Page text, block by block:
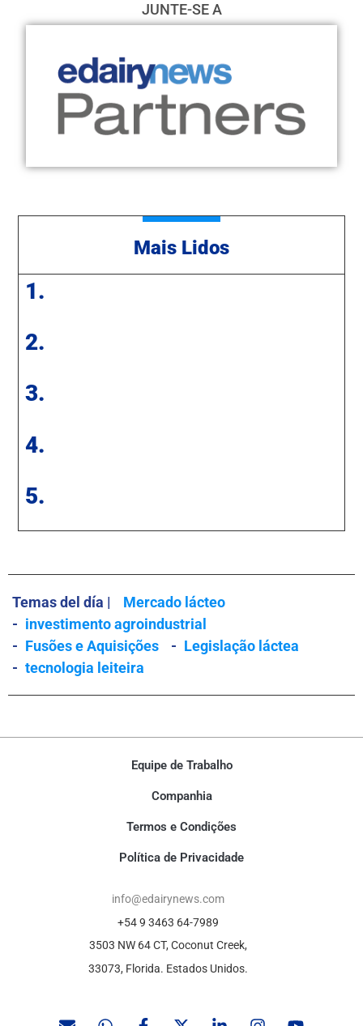
JUNTE-SE A
Mais Lidos
1.
2.
3.
4.
5.
Temas del día |
Mercado lácteo
- investimento agroindustrial
- Fusões e Aquisições - Legislação láctea
- tecnologia leiteira
Equipe de Trabalho
Companhia
Termos e Condições
Política de Privacidade
info@edairynews.com
+54 9 3463 64-7989
3503 NW 64 CT, Coconut Creek,
33073, Florida. Estados Unidos.